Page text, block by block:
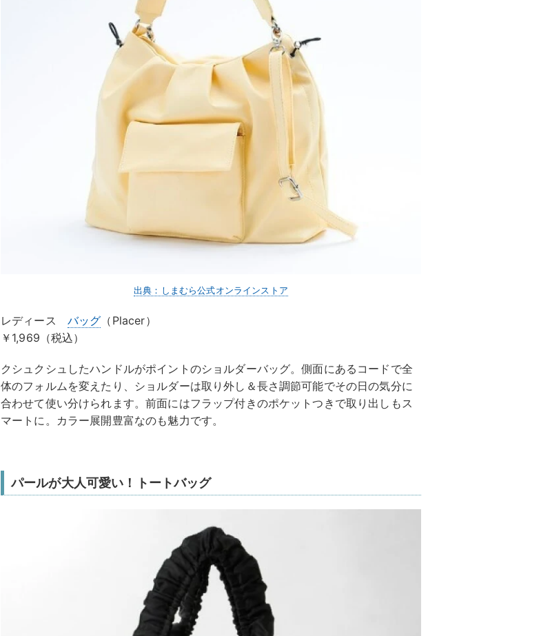
出典：しまむら公式オンラインストア
レディース バッグ （Placer）
￥1,969（税込）
クシュクシュしたハンドルがポイントのショルダーバッグ。側面にあるコードで全
体のフォルムを変えたり、ショルダーは取り外し＆長さ調節可能でその日の気分に
合わせて使い分けられます。前面にはフラップ付きのポケットつきで取り出しもス
マートに。カラー展開豊富なのも魅力です。
パールが大人可愛い！トートバッグ